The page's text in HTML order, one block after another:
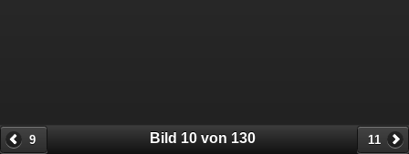
9 11
Bild 10 von 130